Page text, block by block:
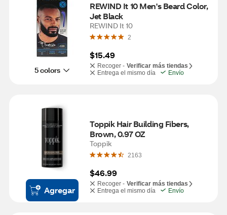
5 colors
REWIND It 10 Men's Beard Color,
Jet Black
REWIND It 10
2
$15.49
Recoger - Verificar más tiendas
Entrega el mismo día
Envío
Agregar
Toppik Hair Building Fibers,
Brown, 0.97 OZ
Toppik
2163
$46.99
Recoger - Verificar más tiendas
Entrega el mismo día
Envío